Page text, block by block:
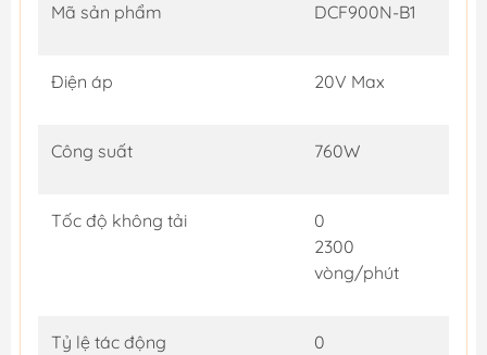
Mã sản phẩm DCF900N-B1
Điện áp 20V Max
Công suất 760W
Tốc độ không tải
0
2300
vòng/phút
Tỷ lệ tác động
0